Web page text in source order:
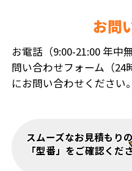
お問
お電話（9:00-21:00 年中
問い合わせフォーム（24
にお問い合わせください。
スムーズなお見積もり
「型番」をご確認くだ